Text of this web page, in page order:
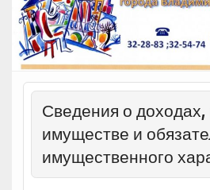
Сведения о доходах,
имуществе и
имущественного